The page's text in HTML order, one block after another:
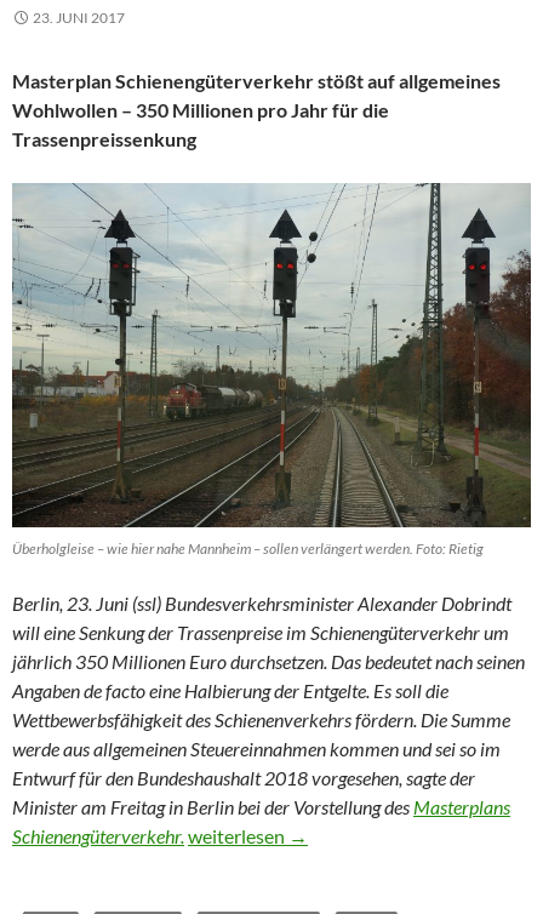
23. JUNI 2017
Masterplan Schienengüterverkehr stößt auf allgemeines
Wohlwollen – 350 Millionen pro Jahr für die
Trassenpreissenkung
Überholgleise – wie hier nahe Mannheim – sollen verlängert werden. Foto: Rietig
Berlin, 23. Juni (ssl) Bundesverkehrsminister Alexander Dobrindt
will eine Senkung der Trassenpreise im Schienengüterverkehr um
jährlich 350 Millionen Euro durchsetzen. Das bedeutet nach seinen
Angaben de facto eine Halbierung der Entgelte. Es soll die
Wettbewerbsfähigkeit des Schienenverkehrs fördern. Die Summe
werde aus allgemeinen Steuereinnahmen kommen und sei so im
Entwurf für den Bundeshaushalt 2018 vorgesehen, sagte der
Minister am Freitag in Berlin bei der Vorstellung des Masterplans
Schienengüterverkehr.Mehr Geld für die Güterzüge
weiterlesen →